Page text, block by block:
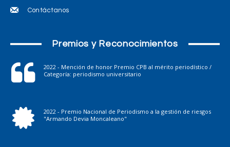
Contáctanos
Premios y Reconocimientos
2022 - Mención de honor Premio CPB al mérito periodístico /
Categoría: periodismo universitario
2022 - Premio Nacional de Periodismo a la gestión de riesgos
"Armando Devia Moncaleano"